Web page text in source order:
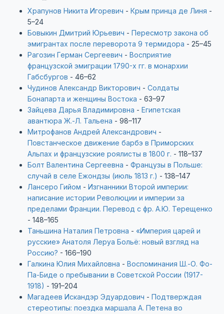
Храпунов Никита Игоревич - Крым принца де Линя -
5–24
Бовыкин Дмитрий Юрьевич - Пересмотр закона об
эмигрантах после переворота 9 термидора - 25–45
Рагозин Герман Сергеевич - Восприятие
французской эмиграции 1790-х гг. в монархии
Габсбургов - 46–62
Чудинов Александр Викторович - Солдаты
Бонапарта и женщины Востока - 63–97
Зайцева Дарья Владимировна - Египетская
авантюра Ж.-Л. Тальена - 98–117
Митрофанов Андрей Александрович -
Повстанческое движение барбэ в Приморских
Альпах и французские роялисты в 1800 г. - 118–137
Болт Валентина Сергеевна - Французы в Польше:
случай в селе Ежондзы (июль 1813 г.) - 138–147
Лансеро Гийом - Изгнанники Второй империи:
написание истории Революции и империи за
пределами Франции. Перевод с фр. А.Ю. Терещенко
- 148–165
Таньшина Наталия Петровна - «Империя царей и
русские» Анатоля Леруа Больё: новый взгляд на
Россию? - 166–190
Галкина Юлия Михайловна - Воспоминания Ш.-О. Фо-
Па-Биде о пребывании в Советской России (1917-
1918) - 191–204
Магадеев Искандэр Эдуардович - Подтверждая
стереотипы: поездка маршала А. Петена во